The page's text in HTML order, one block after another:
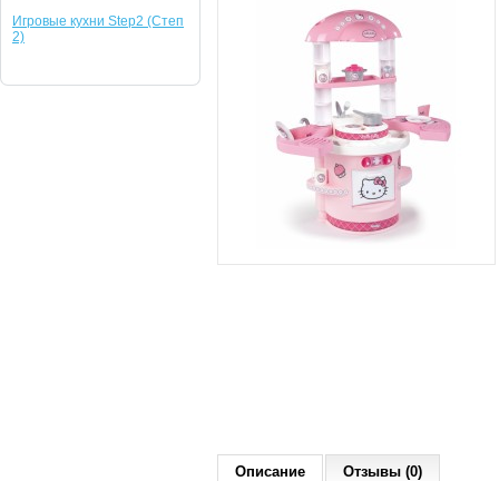
Игровые кухни Step2 (Степ
2)
Описание Отзывы (0)